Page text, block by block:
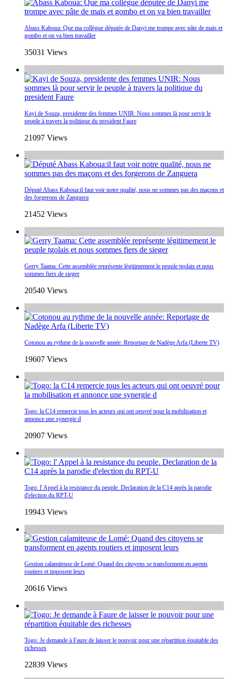
Abass Kaboua: Que ma collègue députée de Danyi me trompe avec pâte de maïs et
gombo et on va bien travailler
35031 Views
Kayi de Souza, presidente des femmes UNIR: Nous sommes là pour servir le
peuple à travers la politique du president Faure
21097 Views
Député Abass Kaboua:il faut voir notre qualité, nous ne sommes pas des maçons et
des forgerons de Zanguera
21452 Views
Gerry Taama: Cette assemblée représente légitimement le peuple tgolais et nous
sommes fiers de sieger
20540 Views
Cotonou au rythme de la nouvelle année: Reportage de Nadège Arfa (Liberte TV)
19607 Views
Togo: la C14 remercie tous les acteurs qui ont oeuvré pour la mobilisation et
annonce une synergie d
20907 Views
Togo: l' Appel à la resistance du peuple. Declaration de la C14 après la parodie
d'election du RPT-U
19943 Views
Gestion calamiteuse de Lomé: Quand des citoyens se transforment en agents
routiers et imposent leurs
20616 Views
Togo: Je demande à Faure de laisser le pouvoir pour une répartition équitable des
richesses
22839 Views